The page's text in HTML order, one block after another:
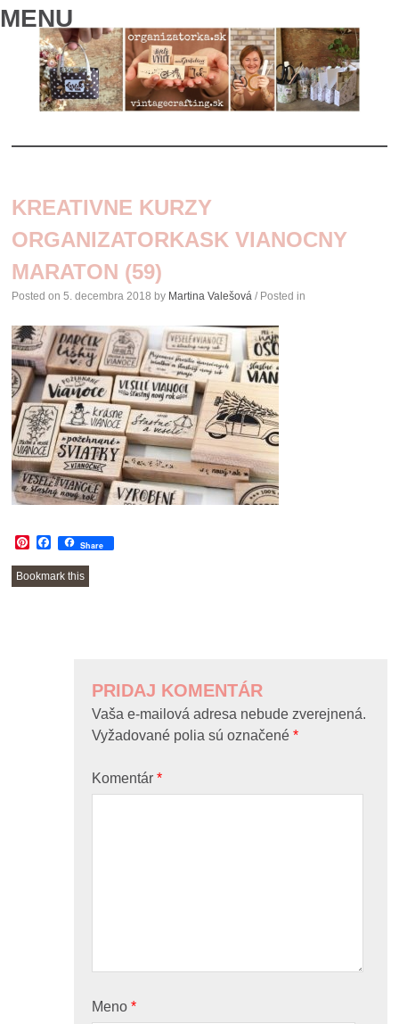
MENU
CONTENT
KREATIVNE KURZY
ORGANIZATORKASK VIANOCNY
MARATON (59)
Posted on5. decembra 2018 by Martina Valešová / Posted in
Pinterest
Facebook
Share
Bookmark this
PRIDAJ KOMENTÁR
Vaša e-mailová adresa nebude zverejnená.
Vyžadované polia sú označené*
Komentár*
Meno*